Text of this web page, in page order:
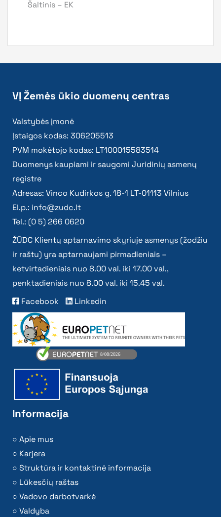
Šaltinis – EK
VĮ Žemės ūkio duomenų centras
Valstybės įmonė
Įstaigos kodas: 306205513
PVM mokėtojo kodas: LT100015583514
Duomenys kaupiami ir saugomi Juridinių asmenų
registre
Adresas: Vinco Kudirkos g. 18-1 LT-01113 Vilnius
El.p.: info@zudc.lt
Tel.: (0 5) 266 0620
ŽŪDC Klientų aptarnavimo skyriuje asmenys (žodžiu
ir raštu) yra aptarnaujami pirmadieniais –
ketvirtadieniais nuo 8.00 val. iki 17.00 val.,
penktadieniais nuo 8.00 val. iki 15.45 val.
Facebook
Linkedin
Informacija
Apie mus
Karjera
Struktūra ir kontaktinė informacija
Lūkesčių raštas
Vadovo darbotvarkė
Valdyba